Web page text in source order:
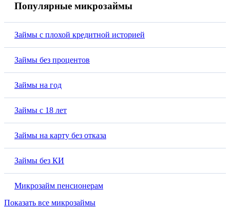
Популярные микрозаймы
Займы с плохой кредитной историей
Займы без процентов
Займы на год
Займы с 18 лет
Займы на карту без отказа
Займы без КИ
Микрозайм пенсионерам
Показать все микрозаймы